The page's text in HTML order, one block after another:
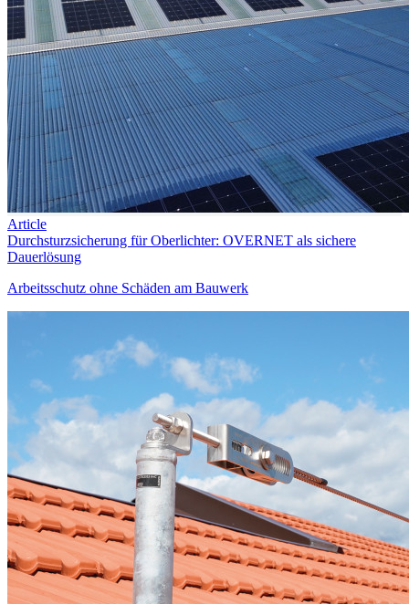
Article
Durchsturzsicherung für Oberlichter: OVERNET als sichere
Dauerlösung
Arbeitsschutz ohne Schäden am Bauwerk